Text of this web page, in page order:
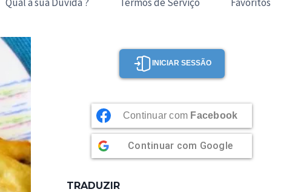
INICIAR SESSÃO
Continuar com Facebook
Continuar com Google
TRADUZIR